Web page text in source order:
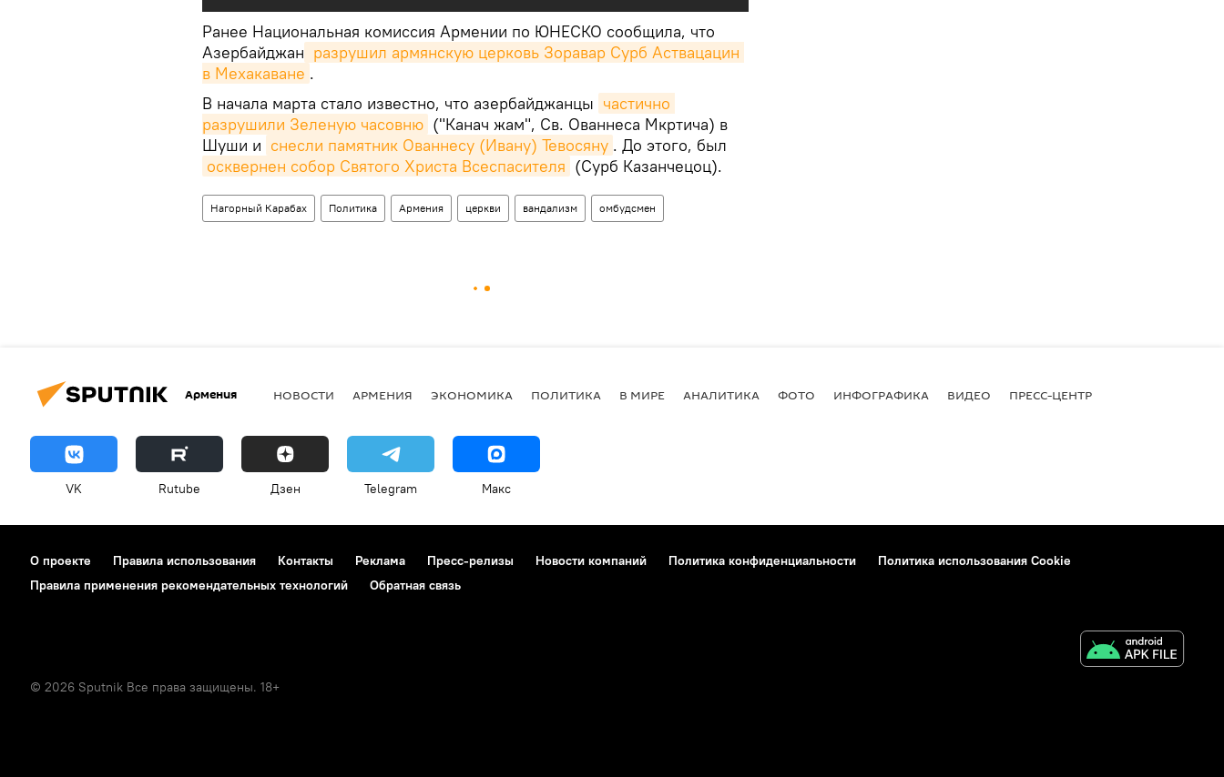
Ранее Национальная комиссия Армении по ЮНЕСКО сообщила, что
Азербайджан разрушил армянскую церковь Зоравар Сурб Аствацацин
в Мехакаване .
В начала марта стало известно, что азербайджанцы частично
разрушили Зеленую часовню ("Канач жам", Св. Ованнеса Мкртича) в
Шуши и снесли памятник Ованнесу (Ивану) Тевосяну . До этого, был
осквернен собор Святого Христа Всеспасителя (Сурб Казанчецоц).
Нагорный Карабах Политика Армения церкви вандализм омбудсмен
Армения НОВОСТИ АРМЕНИЯ ЭКОНОМИКА ПОЛИТИКА В МИРЕ АНАЛИТИКА ФОТО ИНФОГРАФИКА ВИДЕО ПРЕСС-ЦЕНТР
VK Rutube Дзен Telegram Макс
О проекте Правила использования Контакты Реклама Пресс-релизы Новости компаний Политика конфиденциальности
Политика использования Cookie
Правила применения рекомендательных технологий
Обратная связь
© 2026 Sputnik Все права защищены. 18+